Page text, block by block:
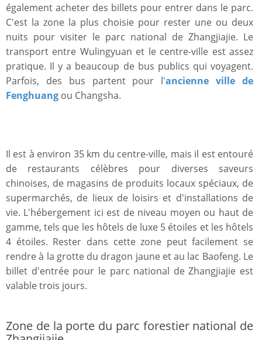
également acheter des billets pour entrer dans le parc.
C'est la zone la plus choisie pour rester une ou deux
nuits pour visiter le parc national de Zhangjiajie. Le
transport entre Wulingyuan et le centre-ville est assez
pratique. Il y a beaucoup de bus publics qui voyagent.
Parfois, des bus partent pour l'ancienne ville de
Fenghuang ou Changsha.
Il est à environ 35 km du centre-ville, mais il est entouré
de restaurants célèbres pour diverses saveurs
chinoises, de magasins de produits locaux spéciaux, de
supermarchés, de lieux de loisirs et d'installations de
vie. L'hébergement ici est de niveau moyen ou haut de
gamme, tels que les hôtels de luxe 5 étoiles et les hôtels
4 étoiles. Rester dans cette zone peut facilement se
rendre à la grotte du dragon jaune et au lac Baofeng. Le
billet d'entrée pour le parc national de Zhangjiajie est
valable trois jours.
Zone de la porte du parc forestier national de